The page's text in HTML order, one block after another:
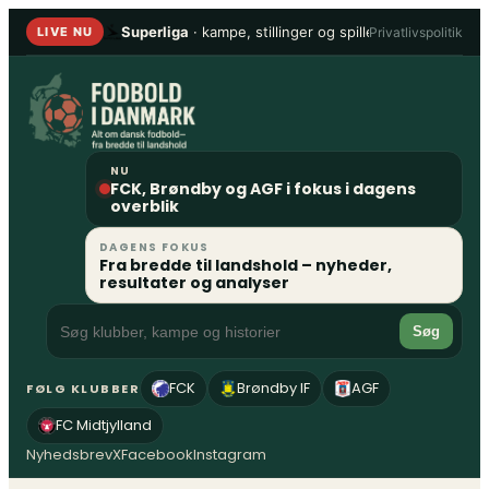
Spring
LIVE NU Superliga · kampe, stillinger og spillere• 1. Division
Privatlivspolitik
NU
FCK, Brøndby og AGF i fokus i dagens
overblik
DAGENS FOKUS
Fra bredde til landshold – nyheder,
resultater og analyser
Søg
FØLG KLUBBER FCK Brøndby IF
AGF
FC Midtjylland
NyhedsbrevXFacebookInstagram